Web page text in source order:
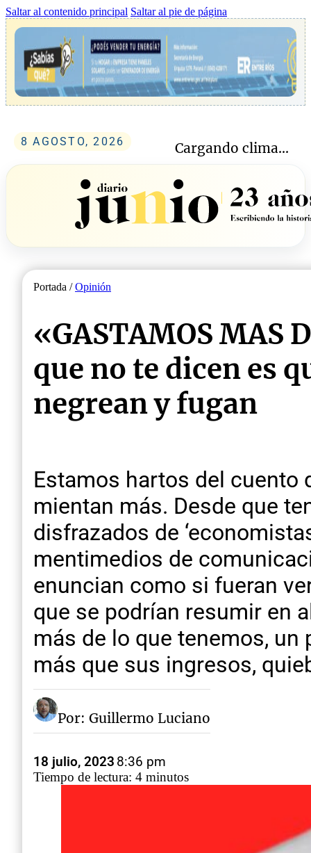
Saltar al contenido principal Saltar al pie de página
8 AGOSTO, 2026 Cargando clima...
Portada /Opinión
«GASTAMOS MAS
que no te dicen es
negrean y fugan
Estamos hartos del cuento
mientan más. Desde que
disfrazados de
mentimedios de
enuncian como si fueran
que se podrían resumir en
más de lo que tenemos,
más que sus ingresos,
Por: Guillermo Luciano
18 julio, 2023 8:36 pm
Tiempo de lectura: 4 minutos